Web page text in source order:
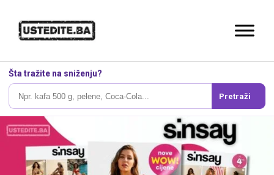
Šta tražite na sniženju?
Pretraži